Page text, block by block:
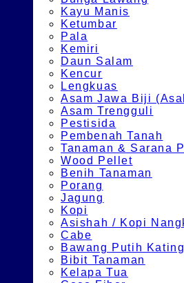
Kayu Manis
Ketumbar
Pala
Kemiri
Daun Salam
Kencur
Lengkuas
Asam Jawa Biji
Asam Trengguli
Pestisida
Pembenah Tanah
Tanaman & Sarana
Wood Pellet
Benih Tanaman
Porang
Jagung
Kopi
Asishah / Kopi
Cabe
Bawang Putih Kating
Bibit Tanaman
Kelapa Tua